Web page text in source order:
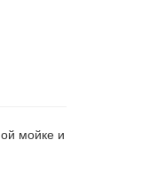
мойке и